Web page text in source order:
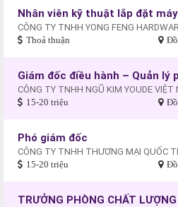
Nhân viên kỹ thuật lắp đặt máy
CÔNG TY TNHH YONG FENG
Thoả thuận
Giám đốc điều hành – Quản lý
CÔNG TY TNHH NGŨ KIM YOUDE VIỆT
15-20 triệu
Phó giám đốc
CÔNG TY TNHH THƯƠNG MẠI QUỐC
15-20 triệu
TRƯỞNG PHÒNG CHẤT LƯỢNG